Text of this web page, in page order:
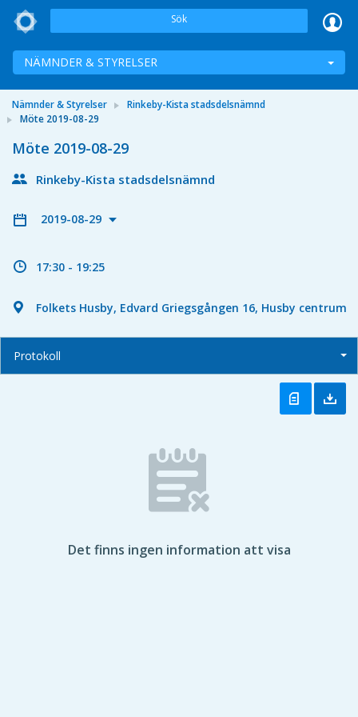
Sök
NÄMNDER & STYRELSER
Nämnder & Styrelser
Rinkeby-Kista stadsdelsnämnd
Möte 2019-08-29
Möte 2019-08-29
Rinkeby-Kista stadsdelsnämnd
2019-08-29
17:30 - 19:25
Folkets Husby, Edvard Griegsgången 16, Husby centrum
Protokoll
Det finns ingen information att visa